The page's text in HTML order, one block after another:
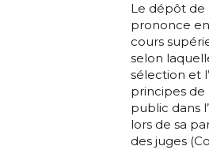
Le dépôt
prononce
cours
selon
sélection et
principes de
public dans
lors de sa
des juges